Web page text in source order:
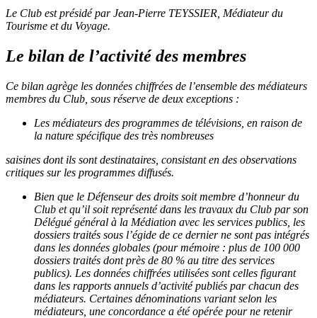
Le Club est présidé parJean-Pierre TEYSSIER , Médiateur du
Tourisme et du Voyage.
Le bilan de l’activité des membres
Ce bilan agrège les données chiffrées de l’ensemble des médiateurs
membres du Club, sous réserve de deux exceptions :
Les médiateurs des programmes de télévisions, en raison de
la nature spécifique des très nombreuses
saisines dont ils sont destinataires, consistant en des observations
critiques sur les programmes diffusés.
Bien que le Défenseur des droits soit membre d’honneur du
Club et qu’il soit représenté dans les travaux du Club par son
Délégué général à la Médiation avec les services publics, les
dossiers traités sous l’égide de ce dernier ne sont pas intégrés
dans les données globales (pour mémoire : plus de 100 000
dossiers traités dont près de 80 % au titre des services
publics). Les données chiffrées utilisées sont celles figurant
dans les rapports annuels d’activité publiés par chacun des
médiateurs. Certaines dénominations variant selon les
médiateurs, une concordance a été opérée pour ne retenir